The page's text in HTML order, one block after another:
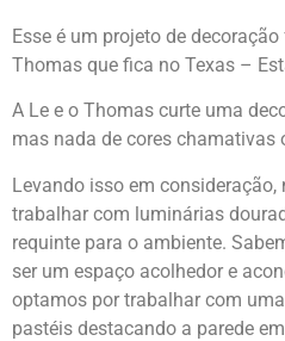
Esse é um projeto de
Thomas que fica no Texas –
A Le e o Thomas curte uma
mas nada de cores chamativas
Levando isso em
trabalhar com luminárias
requinte para o ambiente.
ser um espaço acolhedor e
optamos por trabalhar com
pastéis destacando a parede